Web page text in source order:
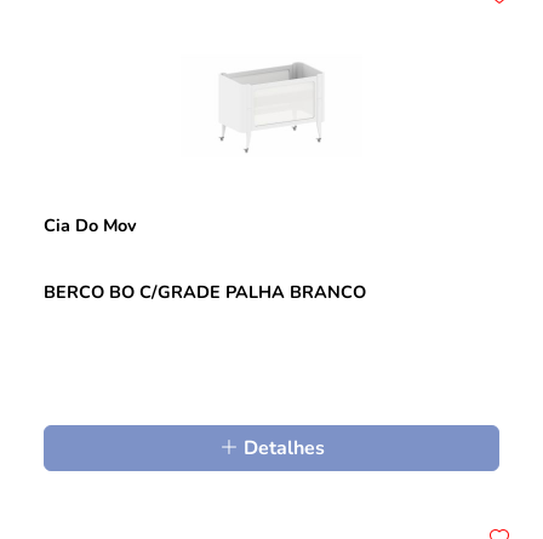
Cia Do Mov
BERCO BO C/GRADE PALHA BRANCO
Detalhes